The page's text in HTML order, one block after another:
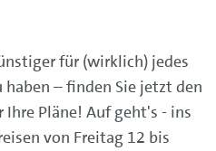
für (wirklich) jedes
– finden Sie jetzt den
Pläne! Auf geht's - ins
von Freitag 12 bis